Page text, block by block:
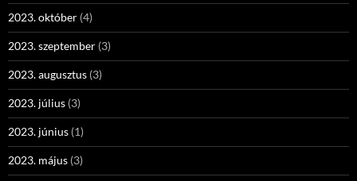
2023. október (4)
2023. szeptember (3)
2023. augusztus (3)
2023. július (3)
2023. június (1)
2023. május (3)